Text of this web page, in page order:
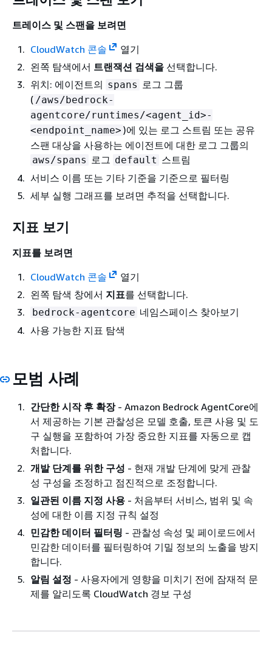
트레이스 및 스팬을 보려면
CloudWatch 콘솔
열기
왼쪽 탐색에서 트랜잭션 검색을 선택합니다.
위치: 에이전트의 spans
로그 그룹
( /aws/bedrock-
agentcore/runtimes/<agent_id>-
<endpoint_name> )에 있는 로그 스트림 또는 공유
스팬 대상을 사용하는 에이전트에 대한 로그 그룹의
aws/spans 로그 default 스트림
서비스 이름 또는 기타 기준을 기준으로 필터링
세부 실행 그래프를 보려면 추적을 선택합니다.
지표 보기
지표를 보려면
CloudWatch 콘솔
열기
왼쪽 탐색 창에서 지표를 선택합니다.
bedrock-agentcore 네임스페이스 찾아보기
사용 가능한 지표 탐색
모범 사례
간단한 시작 후 확장- Amazon Bedrock AgentCore에
서 제공하는 기본 관찰성은 모델 호출, 토큰 사용 및 도
구 실행을 포함하여 가장 중요한 지표를 자동으로 캡
처합니다.
개발 단계를 위한 구성 - 현재 개발 단계에 맞게 관찰
성 구성을 조정하고 점진적으로 조정합니다.
일관된 이름 지정 사용 - 처음부터 서비스, 범위 및 속
성에 대한 이름 지정 규칙 설정
민감한 데이터 필터링 - 관찰성 속성 및 페이로드에서
민감한 데이터를 필터링하여 기밀 정보의 노출을 방지
합니다.
알림 설정 - 사용자에게 영향을 미치기 전에 잠재적 문
제를 알리도록 CloudWatch 경보 구성